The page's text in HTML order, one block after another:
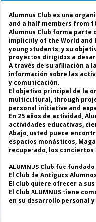
Alumnus Club es una
and a half members from
Alumnus Club forma parte
implicitly of the World and
young students, y su
proyectos dirigidos a
A través de su afiliación a
información sobre las
y comunicación.
El objetivo principal de la
multicultural, through
personal initiative and
En 25 años de actividad,
actividades educativas,
Abajo, usted puede
espacios monásticos,
recuperado, los conciertos
ALUMNUS Club fue
El Club de Antiguos
El club quiere ofrecer a
El Club ALUMNUS tiene
en su desarrollo personal